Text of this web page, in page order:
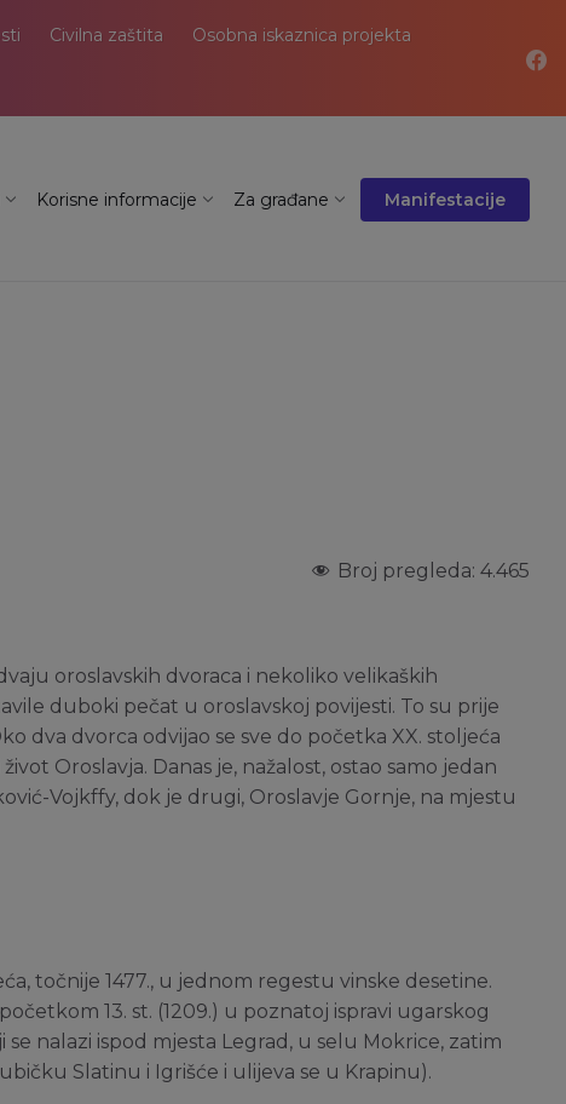
Civilna zaštita Osobna iskaznica projekta
Korisne informacije Za građane Manifestacije
Broj pregleda: 4.465
oroslavskih dvoraca i nekoliko velikaških
duboki pečat u oroslavskoj povijesti. To su prije
dva dvorca odvijao se sve do početka XX. stoljeća
Oroslavja. Danas je, nažalost, ostao samo jedan
Vojkffy, dok je drugi, Oroslavje Gornje, na mjestu
točnije 1477., u jednom regestu vinske desetine.
13. st. (1209.) u poznatoj ispravi ugarskog
nalazi ispod mjesta Legrad, u selu Mokrice, zatim
Slatinu i Igrišće i ulijeva se u Krapinu).